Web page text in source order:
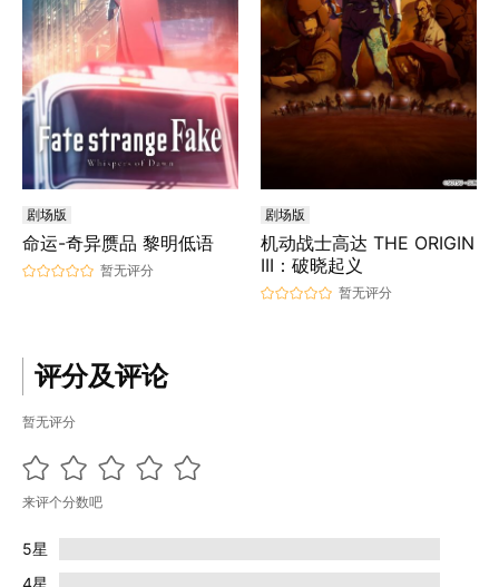
剧场版
命运-奇异赝品 黎明低语
暂无评分
剧场版
机动战士高达 THE ORIGIN
III：破晓起义
暂无评分
评分及评论
暂无评分
来评个分数吧
5星